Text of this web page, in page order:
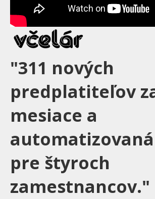
"311 nových
predplatiteľov
mesiace a
pre štyroch
zamestnancov."